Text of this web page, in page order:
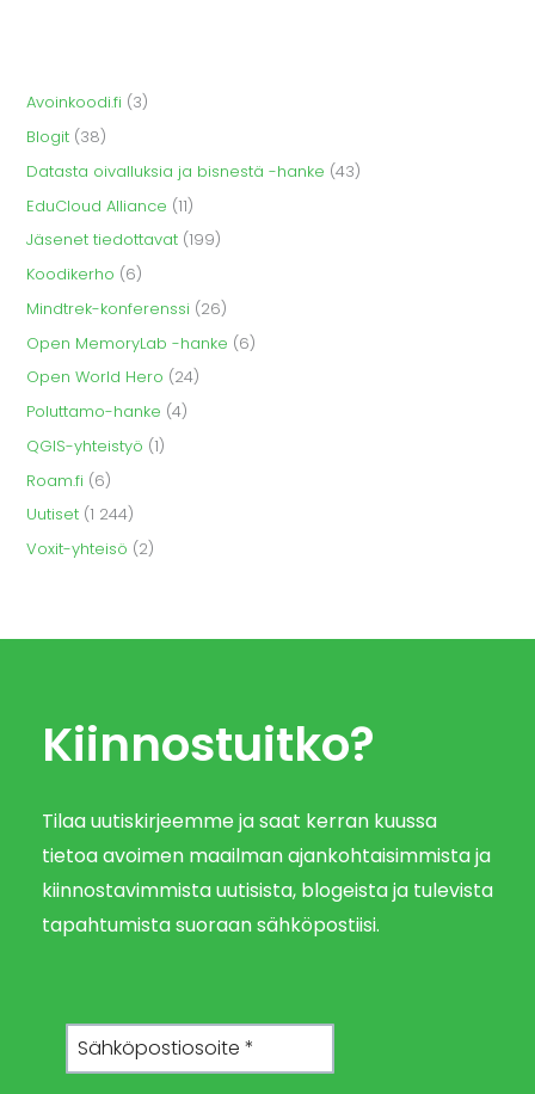
Avoinkoodi.fi (3)
Blogit (38)
Datasta oivalluksia ja bisnestä -hanke (43)
EduCloud Alliance (11)
Jäsenet tiedottavat (199)
Koodikerho (6)
Mindtrek-konferenssi (26)
Open MemoryLab -hanke (6)
Open World Hero (24)
Poluttamo-hanke (4)
QGIS-yhteistyö (1)
Roam.fi (6)
Uutiset (1 244)
Voxit-yhteisö (2)
Kiinnostuitko?
Tilaa uutiskirjeemme ja saat kerran kuussa
tietoa avoimen maailman ajankohtaisimmista ja
kiinnostavimmista uutisista, blogeista ja tulevista
tapahtumista suoraan sähköpostiisi.